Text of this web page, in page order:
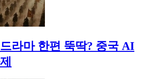
라마 한편 뚝딱? 중국 AI